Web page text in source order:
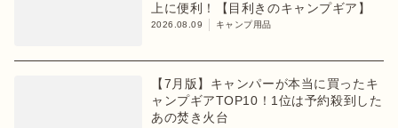
上に便利！【目利きのキャンプギア】
2026.08.09 キャンプ用品
【7月版】キャンパーが本当に買ったキ
ャンプギアTOP10！1位は予約殺到した
あの焚き火台